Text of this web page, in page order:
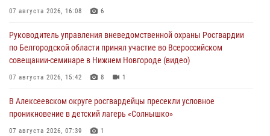
07 августа 2026, 16:08 6
Руководитель управления вневедомственной охраны Росгвардии
по Белгородской области принял участие во Всероссийском
совещании-семинаре в Нижнем Новгороде (видео)
07 августа 2026, 15:42 8 1
В Алексеевском округе росгвардейцы пресекли условное
проникновение в детский лагерь «Солнышко»
07 августа 2026, 07:39 1